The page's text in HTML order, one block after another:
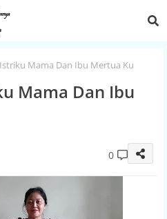
Mama Dan Ibu Mertua Ku
Mama Dan Ibu
0